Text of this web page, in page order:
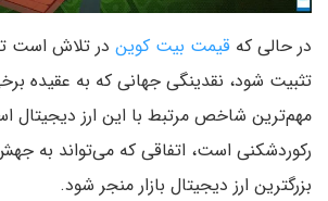
در حالی که قیمت بیت کوین
تثبیت شود، نقدینگی جهانی که به عقیده
مهم‌ترین شاخص مرتبط با این ارز
رکوردشکنی است، اتفاقی که می‌تواند به
بزرگترین ارز دیجیتال بازار منجر شود.